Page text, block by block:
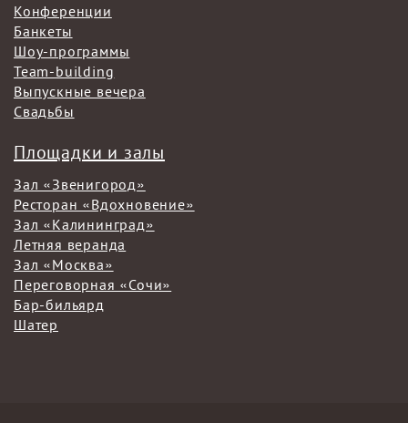
Конференции
Банкеты
Шоу-программы
Team-building
Выпускные вечера
Свадьбы
Площадки и залы
Зал «Звенигород»
Ресторан «Вдохновение»
Зал «Калининград»
Летняя веранда
Зал «Москва»
Переговорная «Сочи»
Бар-бильярд
Шатер